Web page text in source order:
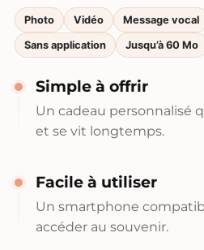
Photo Vidéo Message vocal
Sans application Jusqu’à 60 Mo
Simple à offrir
Un cadeau personnalisé
et se vit longtemps.
Facile à utiliser
Un smartphone
accéder au souvenir.